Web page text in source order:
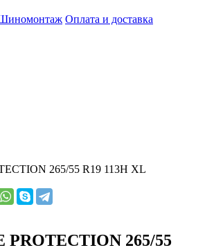
Оплата и доставка
265/55 R19 113H XL
PROTECTION 265/55